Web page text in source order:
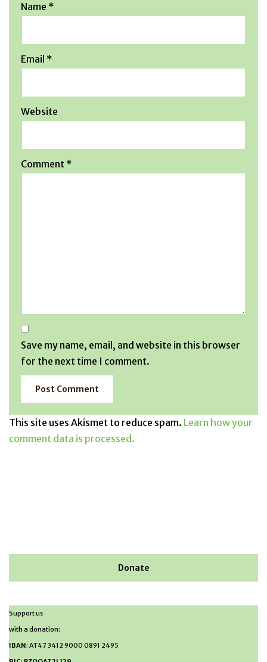
Name *
Email *
Website
Comment *
Save my name, email, and website in this browser
for the next time I comment.
This site uses Akismet to reduce spam. Learn how your
comment data is processed.
Donate
Support us
with a donation:
IBAN: AT47 3412 9000 0891 2495